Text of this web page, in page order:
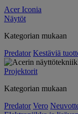
Acer Iconia
Näytöt
Kategorian mukaan
Predator Kestäviä
Projektorit
Kategorian mukaan
Predator Vero